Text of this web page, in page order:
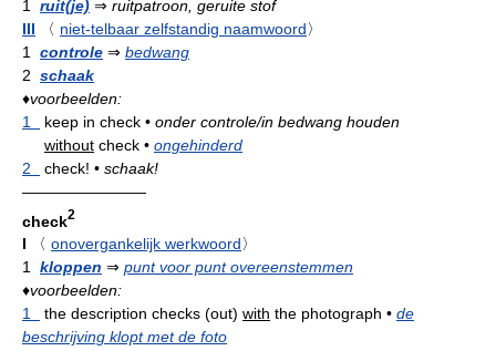
1
ruit(je) ⇒ ruitpatroon, geruite stof
III
〈 niet-telbaar zelfstandig naamwoord〉
1
controle ⇒ bedwang
2 schaak
♦voorbeelden:
1
keep in check • onder controle/in bedwang houden
without check • ongehinderd
2
check! • schaak!
————————
check2
I 〈 onovergankelijk werkwoord〉
1 kloppen ⇒ punt voor punt overeenstemmen
♦voorbeelden:
1
the description checks (out) with the photograph • de
beschrijving klopt met de foto